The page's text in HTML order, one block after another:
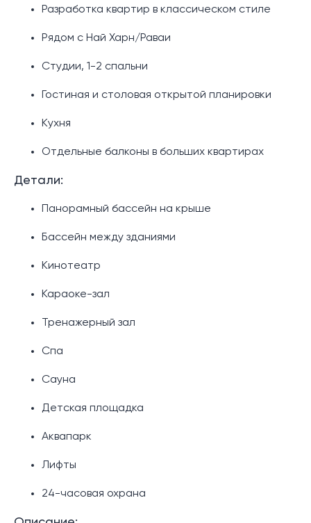
Разработка квартир в классическом стиле
Рядом с Най Харн/Раваи
Студии, 1-2 спальни
Гостиная и столовая открытой планировки
Кухня
Отдельные балконы в больших квартирах
Детали:
Панорамный бассейн на крыше
Бассейн между зданиями
Кинотеатр
Караоке-зал
Тренажерный зал
Спа
Сауна
Детская площадка
Аквапарк
Лифты
24-часовая охрана